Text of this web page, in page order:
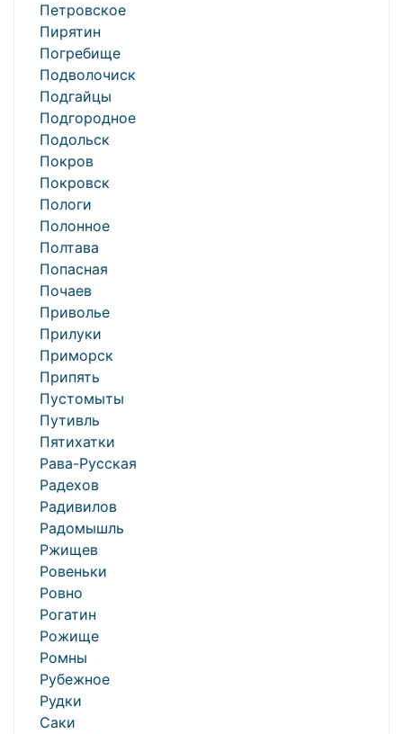
Петровское
Пирятин
Погребище
Подволочиск
Подгайцы
Подгородное
Подольск
Покров
Покровск
Пологи
Полонное
Полтава
Попасная
Почаев
Приволье
Прилуки
Приморск
Припять
Пустомыты
Путивль
Пятихатки
Рава-Русская
Радехов
Радивилов
Радомышль
Ржищев
Ровеньки
Ровно
Рогатин
Рожище
Ромны
Рубежное
Рудки
Саки